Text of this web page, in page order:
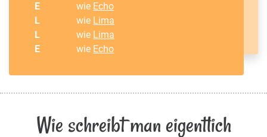
E
wie Echo
L
wie Lima
L
wie Lima
E
wie Echo
Wie schreibt man eigentlich